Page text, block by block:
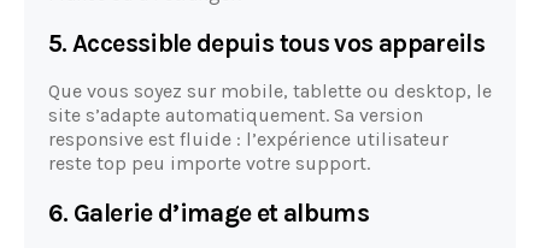
5. Accessible depuis tous vos appareils
Que vous soyez sur mobile, tablette ou desktop, le
site s’adapte automatiquement. Sa version
responsive est fluide : l’expérience utilisateur
reste top peu importe votre support.
6. Galerie d’image et albums